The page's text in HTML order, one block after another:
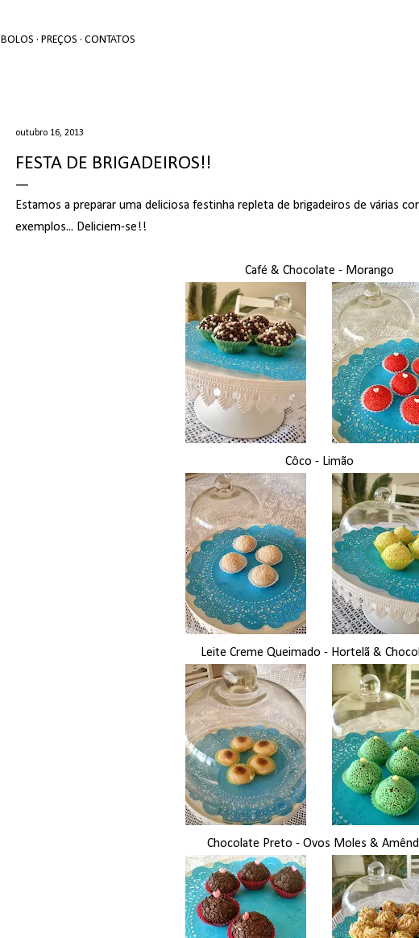
BOLOS PREÇOS CONTATOS
outubro 16, 2013
FESTA DE BRIGADEIROS!!
Estamos a preparar uma deliciosa festinha repleta de brigadeiros de várias
exemplos... Deliciem-se!!
Café & Chocolate - Morango
Côco - Limão
Leite Creme Queimado - Hortelã &
Chocolate Preto - Ovos Moles &